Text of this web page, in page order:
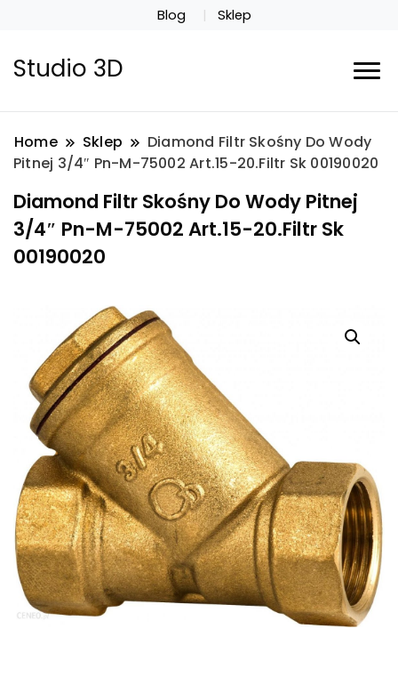
Blog Sklep
Studio 3D
Home Sklep
Diamond Filtr Skośny Do Wody
Pitnej 3/4″ Pn-M-75002 Art.15-20.Filtr Sk 00190020
Diamond Filtr Skośny Do Wody Pitnej
3/4″ Pn-M-75002 Art.15-20.Filtr Sk
00190020